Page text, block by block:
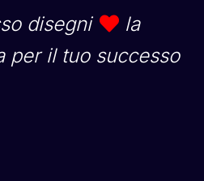
disegni
la
per il tuo successo